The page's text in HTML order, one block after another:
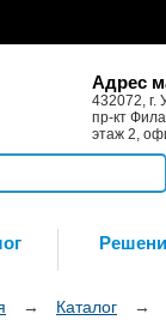
Адрес
432072, г.
пр-кт
этаж 2,
→ Каталог
→